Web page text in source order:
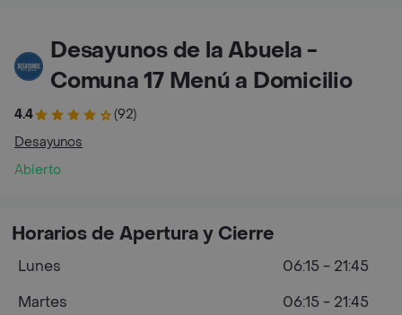
Desayunos de la Abuela -
Comuna 17 Menú a Domicilio
4.4
(92)
Desayunos
Abierto
Horarios de Apertura y Cierre
Lunes
06:15 - 21:45
Martes
06:15 - 21:45